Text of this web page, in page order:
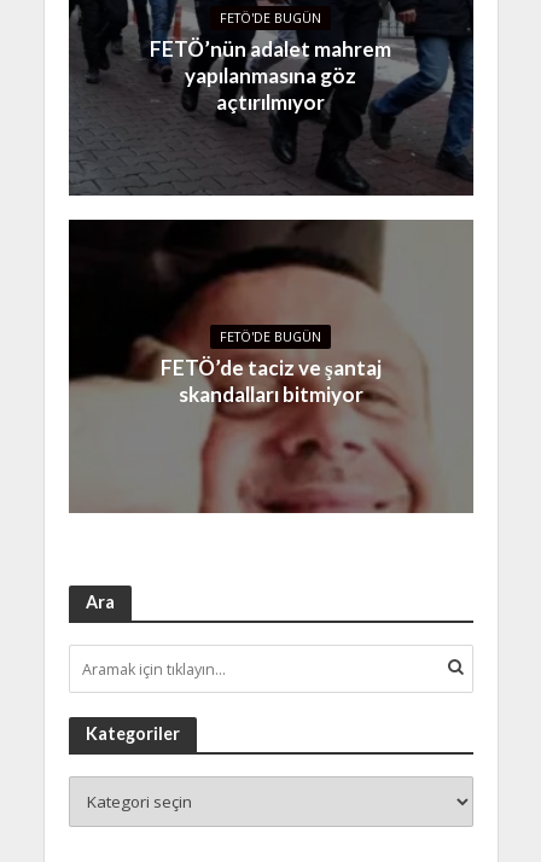
FETÖ'DE BUGÜN
FETÖ’nün adalet mahrem
yapılanmasına göz
açtırılmıyor
FETÖ'DE BUGÜN
FETÖ’de taciz ve şantaj
skandalları bitmiyor
Ara
Kategoriler